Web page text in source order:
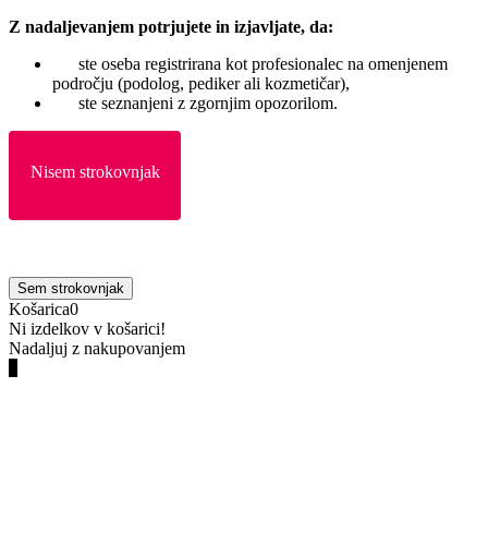
Z nadaljevanjem potrjujete in izjavljate, da:
ste oseba registrirana kot profesionalec na omenjenem
področju (podolog, pediker ali kozmetičar),
ste seznanjeni z zgornjim opozorilom.
Nisem strokovnjak
Sem strokovnjak
Košarica0
Ni izdelkov v košarici!
Nadaljuj z nakupovanjem